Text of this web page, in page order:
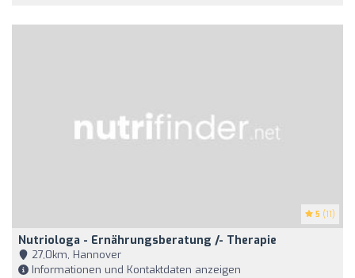
5 (11)
Nutriologa - Ernährungsberatung /- Therapie
27,0km, Hannover
Informationen und Kontaktdaten anzeigen